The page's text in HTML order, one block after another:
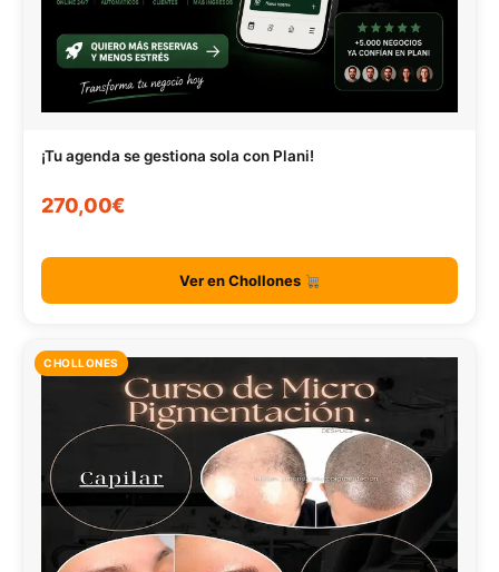
¡Tu agenda se gestiona sola con Plani!
270,00€
Ver en Chollones
CHOLLONES